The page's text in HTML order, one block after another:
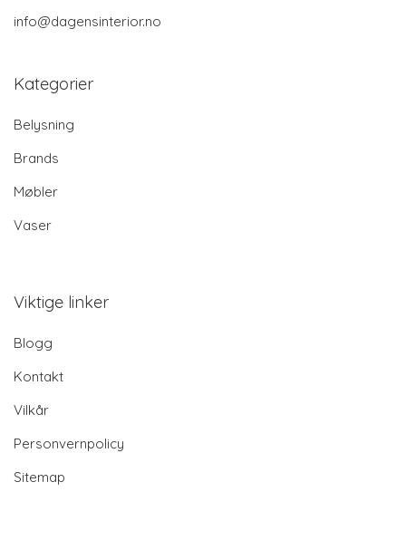
info@dagensinterior.no
Kategorier
Belysning
Brands
Møbler
Vaser
Viktige linker
Blogg
Kontakt
Vilkår
Personvernpolicy
Sitemap